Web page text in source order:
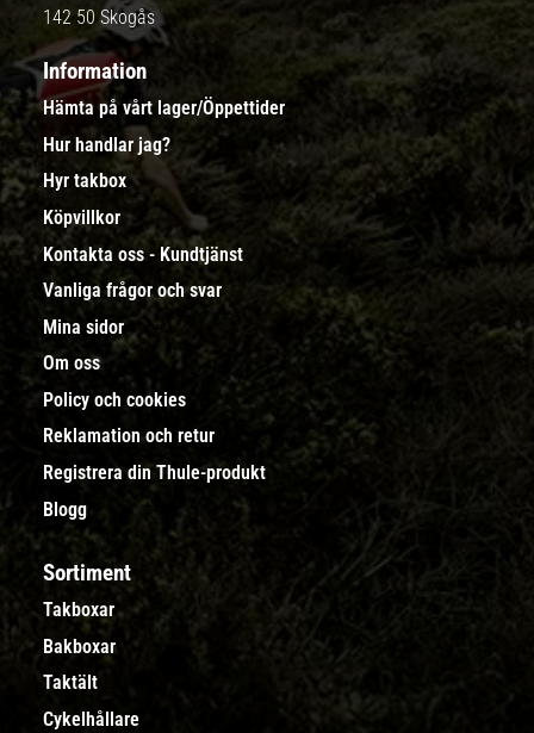
142 50 Skogås
Information
Hämta på vårt lager/Öppettider
Hur handlar jag?
Hyr takbox
Köpvillkor
Kontakta oss - Kundtjänst
Vanliga frågor och svar
Mina sidor
Om oss
Policy och cookies
Reklamation och retur
Registrera din Thule-produkt
Blogg
Sortiment
Takboxar
Bakboxar
Taktält
Cykelhållare